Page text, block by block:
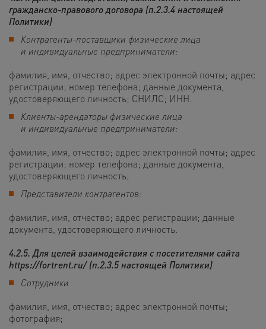
гражданско-правового договора (п.2.3.4 настоящей
Политики)
Контрагенты-поставщики физические лица
и индивидуальные предприниматели:
фамилия, имя, отчество; адрес электронной почты; адрес
регистрации; номер телефона; данные документа,
удостоверяющего личность; СНИЛС; ИНН.
Клиенты-арендаторы физические лица
и индивидуальные предприниматели:
фамилия, имя, отчество; адрес электронной почты; адрес
регистрации; номер телефона; данные документа,
удостоверяющего личность;
Представители контрагентов:
фамилия, имя, отчество; адрес регистрации; данные
документа, удостоверяющего личность.
4.2.5. Для целейвзаимодействия с посетителями сайта
https://fortrent.ru/(п.2.3.5 настоящей Политики)
Сотрудники
фамилия, имя, отчество; адрес электронной почты;
фотография;